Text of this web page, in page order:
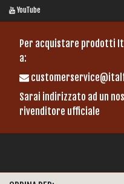
YouTube
Per acquistare prodotti
a:
Sarai indirizzato ad un
rivenditore ufficiale